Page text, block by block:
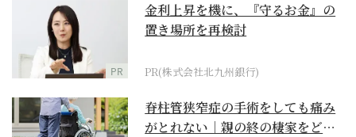
PR
金利上昇を機に、『守るお金』の
置き場所を再検討
PR(株式会社北九州銀行)
脊柱管狭窄症の手術をしても痛み
がとれない｜親の終の棲家をどう